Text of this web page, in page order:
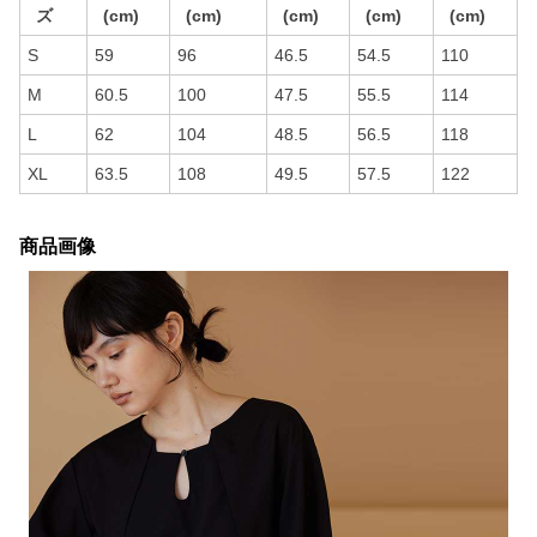
ズ
(cm)
(cm)
(cm)
(cm)
(cm)
S 59 96 46.5 54.5 110
M 60.5 100 47.5 55.5 114
L 62 104 48.5 56.5 118
XL 63.5 108 49.5 57.5 122
商品画像